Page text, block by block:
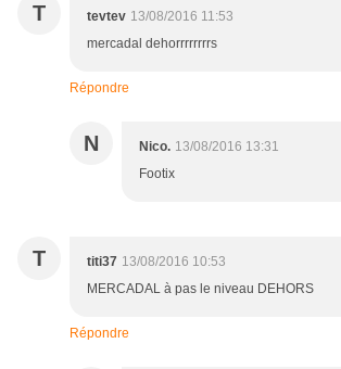
T tevtev 13/08/2016 11:53
mercadal dehorrrrrrrrs
Répondre
N Nico. 13/08/2016 13:31
Footix
T titi37 13/08/2016 10:53
MERCADAL à pas le niveau DEHORS
Répondre